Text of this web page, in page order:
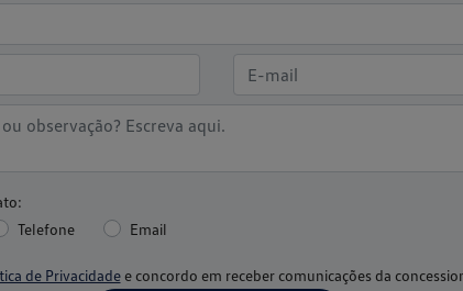
Telefone Email
de Privacidadee concordo em receber comunicações da